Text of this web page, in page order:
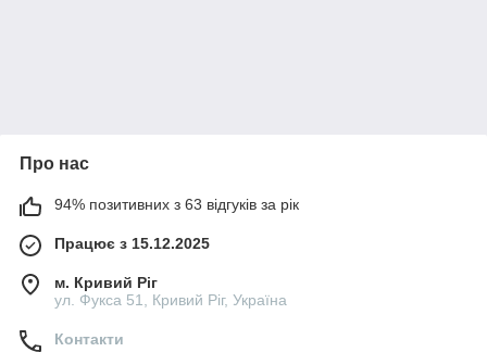
Про нас
94% позитивних з 63 відгуків за рік
Працює з 15.12.2025
м. Кривий Ріг
ул. Фукса 51, Кривий Ріг, Україна
Контакти